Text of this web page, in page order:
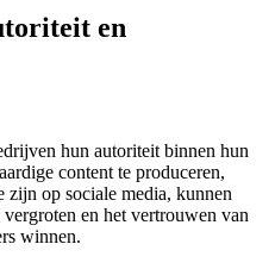
en
hun autoriteit binnen hun
content te produceren,
zijn op sociale media, kunnen
en het vertrouwen van
winnen.